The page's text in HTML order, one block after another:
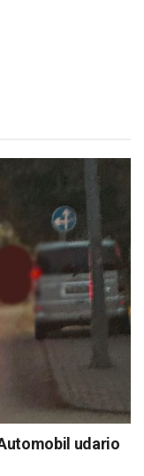
udario